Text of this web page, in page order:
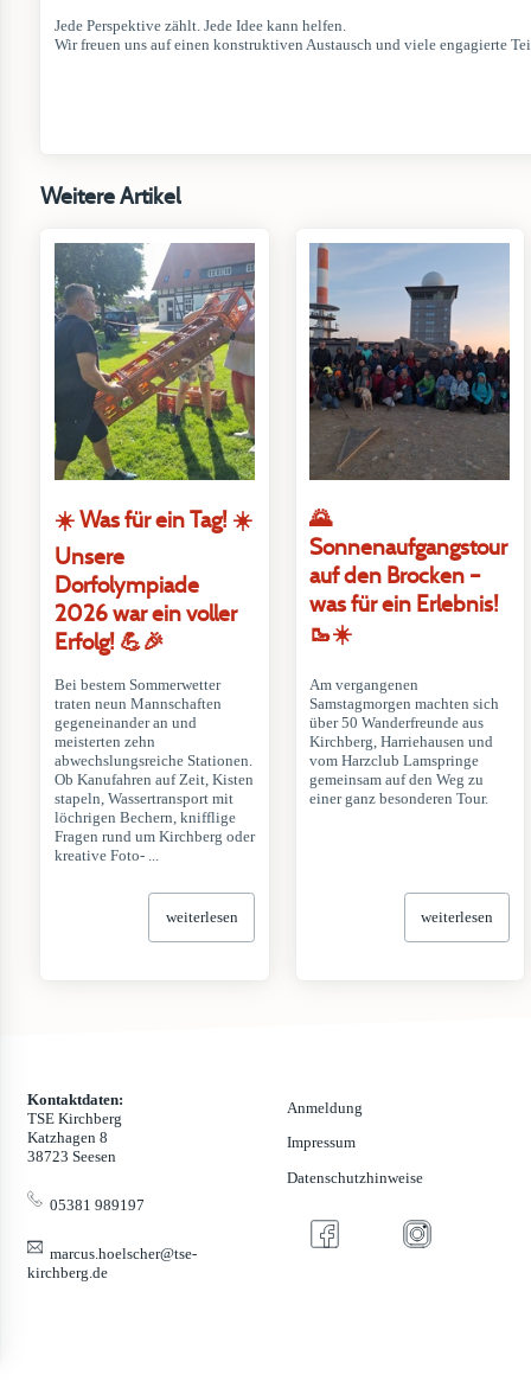
Jede Perspektive zählt. Jede Idee kann helfen.
Wir freuen uns auf einen konstruktiven Austausch und viele engagierte
Weitere Artikel
☀️ Was für ein Tag! ☀️
Unsere
Dorfolympiade
2026 war ein voller
Erfolg! 💪🎉
Bei bestem Sommerwetter
traten neun Mannschaften
gegeneinander an und
meisterten zehn
abwechslungsreiche Stationen.
Ob Kanufahren auf Zeit, Kisten
stapeln, Wassertransport mit
löchrigen Bechern, knifflige
Fragen rund um Kirchberg oder
kreative Foto- ...
weiterlesen
🌄
Sonnenaufgangstour
auf den Brocken –
was für ein Erlebnis!
🥾☀️
Am vergangenen
Samstagmorgen machten sich
über 50 Wanderfreunde aus
Kirchberg, Harriehausen und
vom Harzclub Lamspringe
gemeinsam auf den Weg zu
einer ganz besonderen Tour.
weiterlesen
Kontaktdaten:
TSE Kirchberg
Katzhagen 8
38723 Seesen
05381 989197
marcus.hoelscher@tse-
kirchberg.de
Anmeldung
Impressum
Datenschutzhinweise